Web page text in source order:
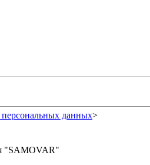
персональных данных>
"SAMOVAR"